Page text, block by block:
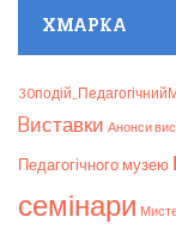
ХМАРКА
Bиставки Анонси
Педагогічного музею
семінари